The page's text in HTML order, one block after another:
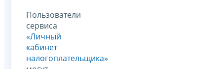
Пользователи
сервиса
«Личный
кабинет
налогоплательщика»